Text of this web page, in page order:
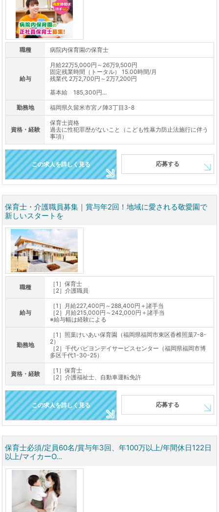
職種 病院内保育園の保育士
給与
月給22万5,000円～26万9,500円
固定残業時間（トータル） 15.00時間/月
残業代 2万2,700円～2万7,200円
基本給 185,300円...
勤務地 福岡県久留米市宮ノ陣3丁目3-8
資格・経験
保育士資格
過去に性犯罪歴がないこと（こども性暴力防止法施行に伴う
事項）
この求人を詳しく見る 応募する
保育士・介護職員募集｜賞与年2回！地域に愛される敬愛園で
新しいスタートを
職種
［1］保育士
［2］介護職員
給与
［1］月給227,400円～288,400円＋諸手当
［2］月給215,000円～242,000円＋諸手当
※給与幅は経験による
勤務地
［1］照葉けいあい保育園（福岡県福岡市東区香椎照葉7-8-
2）
［2］千代パピヨンデイサービスセンター（福岡県福岡市博
多区千代1-30-25）
資格・経験
［1］保育士
［2］介護福祉士、自動車運転免許
この求人を詳しく見る 応募する
保育士必須/定員60名/賞与年3回、年100万以上/年間休日122日
以上/マイカーO...